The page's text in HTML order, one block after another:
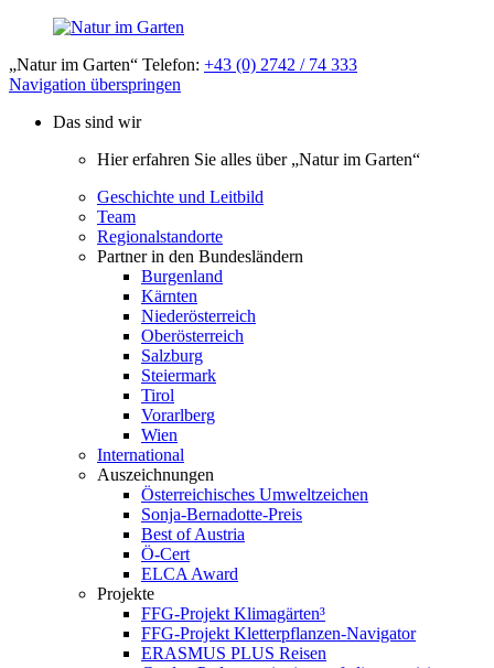
„Natur im Garten“ Telefon: +43 (0) 2742 / 74 333
Navigation überspringen
Das sind wir
Hier erfahren Sie alles über „Natur im Garten“
Geschichte und Leitbild
Team
Regionalstandorte
Partner in den Bundesländern
Burgenland
Kärnten
Niederösterreich
Oberösterreich
Salzburg
Steiermark
Tirol
Vorarlberg
Wien
International
Auszeichnungen
Österreichisches Umweltzeichen
Sonja-Bernadotte-Preis
Best of Austria
Ö-Cert
ELCA Award
Projekte
FFG-Projekt Klimagärten³
FFG-Projekt Kletterpflanzen-Navigator
ERASMUS PLUS Reisen